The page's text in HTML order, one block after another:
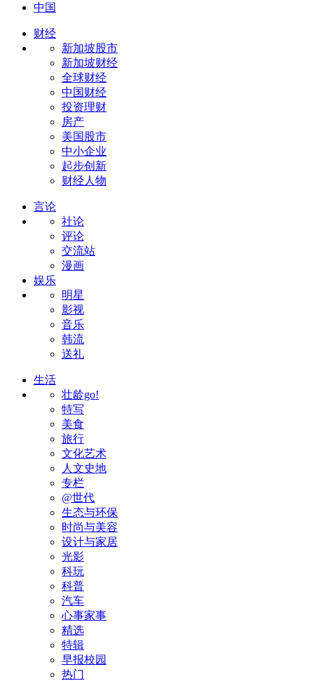
中国
财经
新加坡股市
新加坡财经
全球财经
中国财经
投资理财
房产
美国股市
中小企业
起步创新
财经人物
言论
社论
评论
交流站
漫画
娱乐
明星
影视
音乐
韩流
送礼
生活
壮龄go!
特写
美食
旅行
文化艺术
人文史地
专栏
@世代
生态与环保
时尚与美容
设计与家居
光影
科玩
科普
汽车
心事家事
精选
特辑
早报校园
热门